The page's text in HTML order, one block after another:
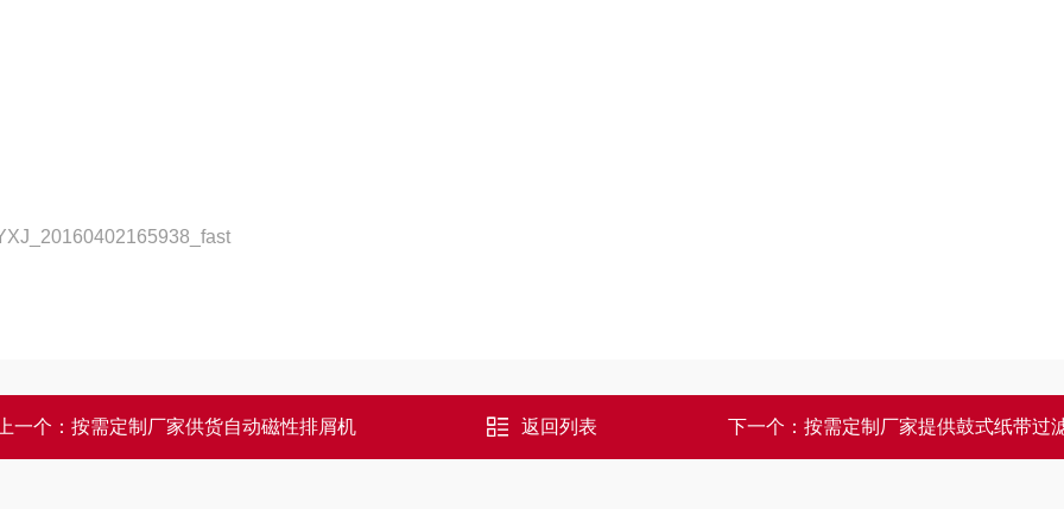
一个： 按需定制厂家供货自动磁性排屑机 返回列表 下一个： 按需定制厂家提供鼓式纸带过